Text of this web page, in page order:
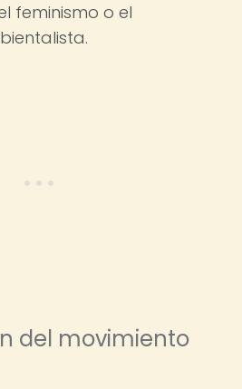
feminismo o el
del movimiento